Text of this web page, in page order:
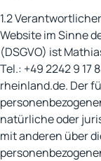
1.2
Website im Sinne
(DSGVO) ist
Tel.: +49 2242 9 17
rheinland.de. Der
natürliche oder
mit anderen über